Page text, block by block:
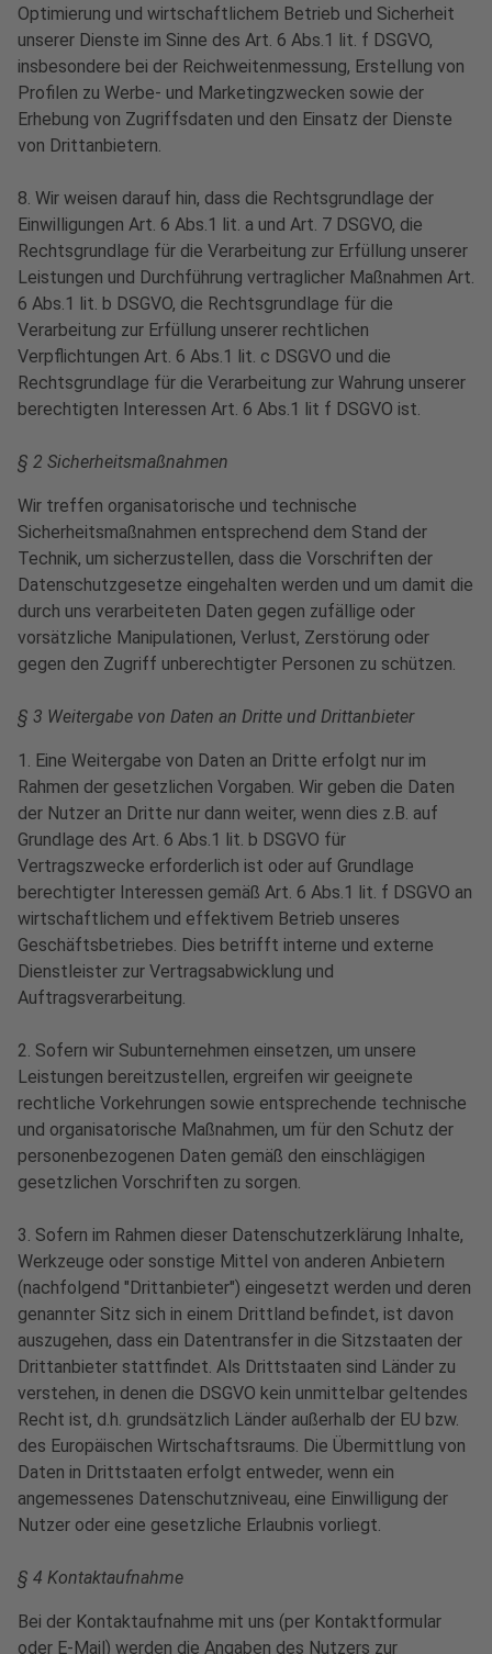
Optimierung und wirtschaftlichem Betrieb und Sicherheit
unserer Dienste im Sinne des Art. 6 Abs.1 lit. f DSGVO,
insbesondere bei der Reichweitenmessung, Erstellung von
Profilen zu Werbe- und Marketingzwecken sowie der
Erhebung von Zugriffsdaten und den Einsatz der Dienste
von Drittanbietern.
8. Wir weisen darauf hin, dass die Rechtsgrundlage der
Einwilligungen Art. 6 Abs.1 lit. a und Art. 7 DSGVO, die
Rechtsgrundlage für die Verarbeitung zur Erfüllung unserer
Leistungen und Durchführung vertraglicher Maßnahmen Art.
6 Abs.1 lit. b DSGVO, die Rechtsgrundlage für die
Verarbeitung zur Erfüllung unserer rechtlichen
Verpflichtungen Art. 6 Abs.1 lit. c DSGVO und die
Rechtsgrundlage für die Verarbeitung zur Wahrung unserer
berechtigten Interessen Art. 6 Abs.1 lit f DSGVO ist.
§ 2 Sicherheitsmaßnahmen
Wir treffen organisatorische und technische
Sicherheitsmaßnahmen entsprechend dem Stand der
Technik, um sicherzustellen, dass die Vorschriften der
Datenschutzgesetze eingehalten werden und um damit die
durch uns verarbeiteten Daten gegen zufällige oder
vorsätzliche Manipulationen, Verlust, Zerstörung oder
gegen den Zugriff unberechtigter Personen zu schützen.
§ 3 Weitergabe von Daten an Dritte und Drittanbieter
1. Eine Weitergabe von Daten an Dritte erfolgt nur im
Rahmen der gesetzlichen Vorgaben. Wir geben die Daten
der Nutzer an Dritte nur dann weiter, wenn dies z.B. auf
Grundlage des Art. 6 Abs.1 lit. b DSGVO für
Vertragszwecke erforderlich ist oder auf Grundlage
berechtigter Interessen gemäß Art. 6 Abs.1 lit. f DSGVO an
wirtschaftlichem und effektivem Betrieb unseres
Geschäftsbetriebes. Dies betrifft interne und externe
Dienstleister zur Vertragsabwicklung und
Auftragsverarbeitung.
2. Sofern wir Subunternehmen einsetzen, um unsere
Leistungen bereitzustellen, ergreifen wir geeignete
rechtliche Vorkehrungen sowie entsprechende technische
und organisatorische Maßnahmen, um für den Schutz der
personenbezogenen Daten gemäß den einschlägigen
gesetzlichen Vorschriften zu sorgen.
3. Sofern im Rahmen dieser Datenschutzerklärung Inhalte,
Werkzeuge oder sonstige Mittel von anderen Anbietern
(nachfolgend "Drittanbieter") eingesetzt werden und deren
genannter Sitz sich in einem Drittland befindet, ist davon
auszugehen, dass ein Datentransfer in die Sitzstaaten der
Drittanbieter stattfindet. Als Drittstaaten sind Länder zu
verstehen, in denen die DSGVO kein unmittelbar geltendes
Recht ist, d.h. grundsätzlich Länder außerhalb der EU bzw.
des Europäischen Wirtschaftsraums. Die Übermittlung von
Daten in Drittstaaten erfolgt entweder, wenn ein
angemessenes Datenschutzniveau, eine Einwilligung der
Nutzer oder eine gesetzliche Erlaubnis vorliegt.
§ 4 Kontaktaufnahme
Bei der Kontaktaufnahme mit uns (per Kontaktformular
oder E-Mail) werden die Angaben des Nutzers zur